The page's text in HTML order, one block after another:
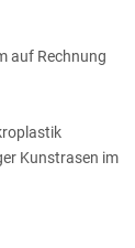
auf Rechnung
Kunstrasen im